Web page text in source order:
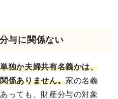
与に関係ない
独か夫婦共有名義かは、
係ありません。家の名義
っても、財産分与の対象